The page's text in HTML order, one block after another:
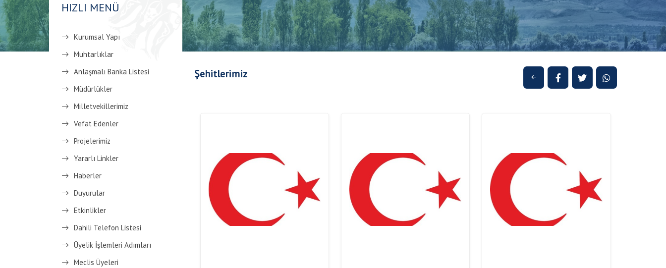
HIZLI MENÜ
Kurumsal Yapı
Muhtarlıklar
Anlaşmalı Banka Listesi
Müdürlükler
Milletvekillerimiz
Vefat Edenler
Projelerimiz
Yararlı Linkler
Haberler
Duyurular
Etkinlikler
Dahili Telefon Listesi
Üyelik İşlemleri Adımları
Meclis Üyeleri
Şehitlerimiz